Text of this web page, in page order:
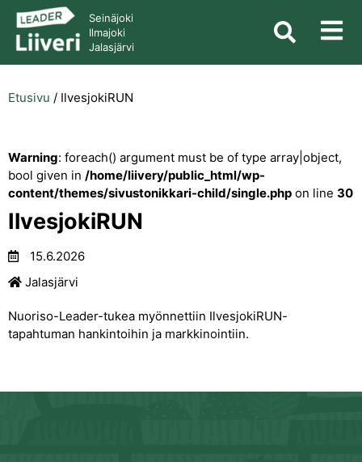
Seinäjoki
Ilmajoki
Jalasjärvi
Etusivu / IlvesjokiRUN
Warning: foreach() argument must be of type array|object,
bool given in /home/liivery/public_html/wp-
content/themes/sivustonikkari-child/single.php on line 30
IlvesjokiRUN
15.6.2026
Jalasjärvi
Nuoriso-Leader-tukea myönnettiin IlvesjokiRUN-
tapahtuman hankintoihin ja markkinointiin.